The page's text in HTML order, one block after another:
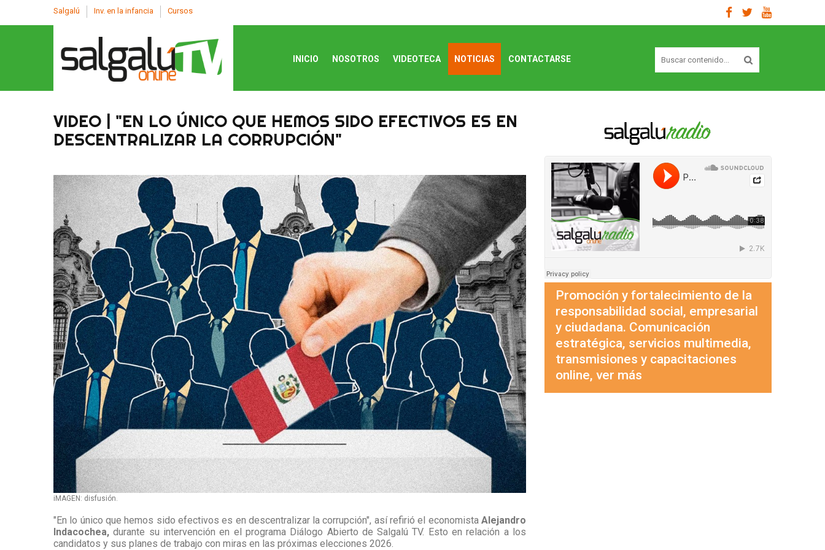
Salgalú Inv. en la infancia Cursos
INICIO NOSOTROS VIDEOTECA NOTICIAS CONTACTARSE
contenido...
VIDEO | "EN LO ÚNICO QUE HEMOS SIDO EFECTIVOS ES EN
DESCENTRALIZAR LA CORRUPCIÓN"
iMAGEN: disfusión.
"En lo único que hemos sido efectivos es en descentralizar la corrupción", así refirió el economista Alejandro
Indacochea,durante su intervención en el programa Diálogo Abierto de Salgalú TV. Esto en relación a los
candidatos y sus planes de trabajo con miras en las próximas elecciones 2026.
Promoción y fortalecimiento de la
responsabilidad social, empresarial
y ciudadana. Comunicación
estratégica, servicios multimedia,
transmisiones y capacitaciones
online, ver más